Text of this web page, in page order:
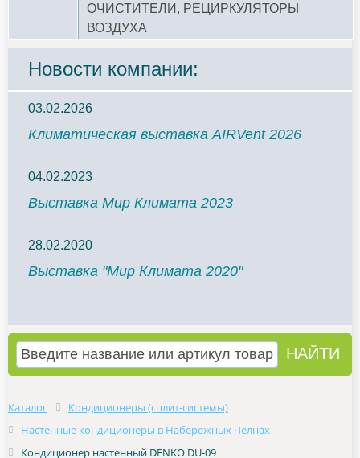
ОЧИСТИТЕЛИ, РЕЦИРКУЛЯТОРЫ
ВОЗДУХА
Новости компании:
03.02.2026
Климатическая выставка AIRVent 2026
04.02.2023
Выставка Мир Климата 2023
28.02.2020
Выставка "Мир Климата 2020"
Каталог
Кондиционеры (сплит-системы)
Настенные кондиционеры в Набережных Челнах
Кондиционер настенный DENKO DU-09